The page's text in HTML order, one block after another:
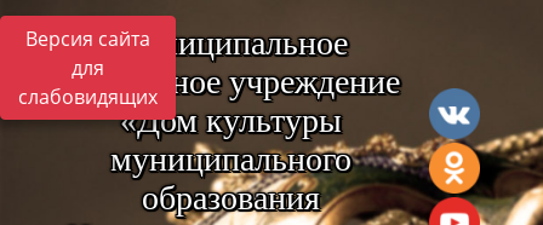
Версия сайта
для
слабовидящих
Муниципальное
бюджетное учреждение
«Дом культуры
муниципального
образования